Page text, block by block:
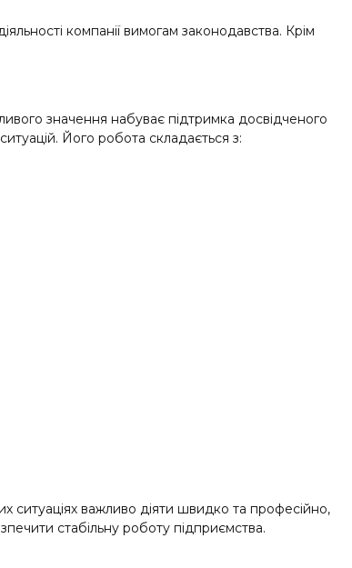
компанії вимогам законодавства. Крім
значення набуває підтримка досвідченого
Його робота складається з:
ситуаціях важливо діяти швидко та професійно,
стабільну роботу підприємства.